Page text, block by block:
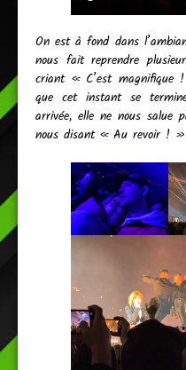
On est à fond dans
nous fait reprendre
criant « C’est magnifique
que cet instant se
arrivée, elle ne nous salue
nous disant « Au revoir !